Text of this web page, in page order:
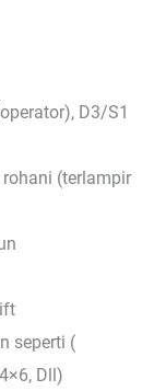
D3/S1
(terlampir
seperti (
Dll)